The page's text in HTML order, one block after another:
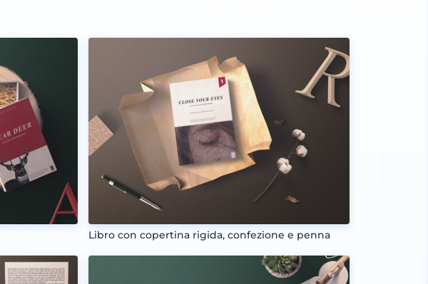
Libro con copertina rigida, confezione e penna